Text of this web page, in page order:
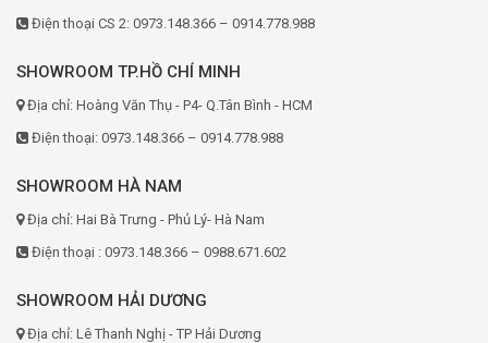
Điện thoại CS 2: 0973.148.366 – 0914.778.988
SHOWROOM TP.HỒ CHÍ MINH
Địa chỉ: Hoàng Văn Thụ - P4- Q.Tân Bình - HCM
Điện thoại: 0973.148.366 – 0914.778.988
SHOWROOM HÀ NAM
Địa chỉ: Hai Bà Trưng - Phủ Lý- Hà Nam
Điện thoại : 0973.148.366 – 0988.671.602
SHOWROOM HẢI DƯƠNG
Địa chỉ: Lê Thanh Nghị - TP Hải Dương